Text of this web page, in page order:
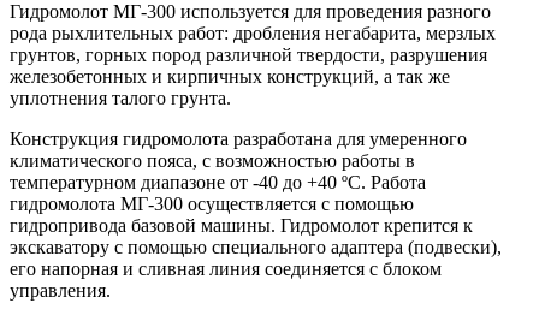
Гидромолот МГ-300 используется для проведения разного
рода рыхлительных работ: дробления негабарита, мерзлых
грунтов, горных пород различной твердости, разрушения
железобетонных и кирпичных конструкций, а так же
уплотнения талого грунта.
Конструкция гидромолота разработана для умеренного
климатического пояса, с возможностью работы в
температурном диапазоне от -40 до +40 ºС. Работа
гидромолота МГ-300 осуществляется с помощью
гидропривода базовой машины. Гидромолот крепится к
экскаватору с помощью специального адаптера (подвески),
его напорная и сливная линия соединяется с блоком
управления.